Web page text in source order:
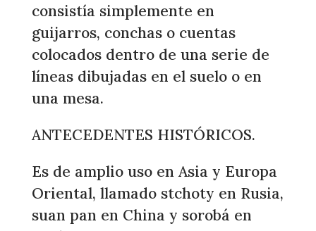
consistía simplemente en
guijarros, conchas o cuentas
colocados dentro de una serie de
líneas dibujadas en el suelo o en
una mesa.
ANTECEDENTES HISTÓRICOS.
Es de amplio uso en Asia y Europa
Oriental, llamado stchoty en Rusia,
suan pan en China y sorobá en